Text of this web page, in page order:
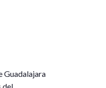
Guadalajara